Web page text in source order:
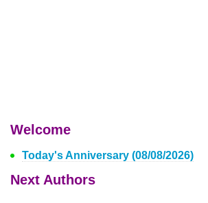
Welcome
Today's Anniversary (08/08/2026)
Next Authors